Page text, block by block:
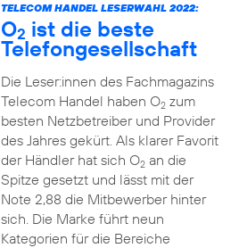
TELECOM HANDEL LESERWAHL 2022:
O2 ist die beste
Telefongesellschaft
Die Leser:innen des Fachmagazins
Telecom Handel haben O2zum
besten Netzbetreiber und Provider
des Jahres gekürt. Als klarer Favorit
der Händler hat sich O2an die
Spitze gesetzt und lässt mit der
Note 2,88 die Mitbewerber hinter
sich. Die Marke führt neun
Kategorien für die Bereiche